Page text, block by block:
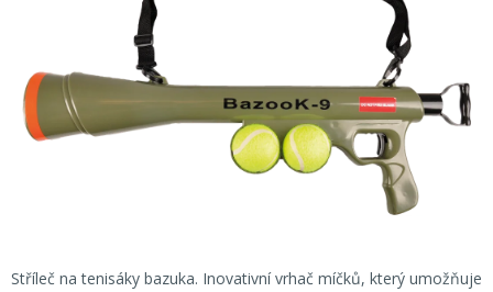
Stříleč na tenisáky bazuka. Inovativní vrhač míčků, který umožňuje